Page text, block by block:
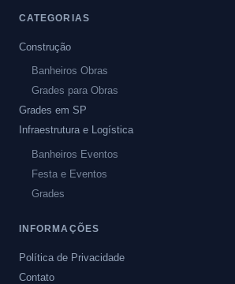
CATEGORIAS
Construção
Banheiros Obras
Grades para Obras
Grades em SP
Infraestrutura e Logística
Banheiros Eventos
Festa e Eventos
Grades
INFORMAÇÕES
Política de Privacidade
Contato